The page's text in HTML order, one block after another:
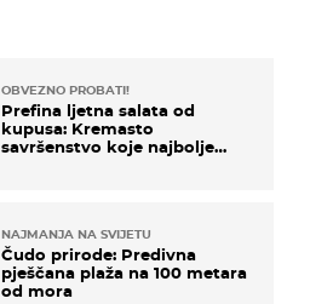
OBVEZNO PROBATI!
Prefina ljetna salata od
kupusa: Kremasto
savršenstvo koje najbolje
NAJMANJA NA SVIJETU
Čudo prirode: Predivna
pješčana plaža na 100 metara
od mora